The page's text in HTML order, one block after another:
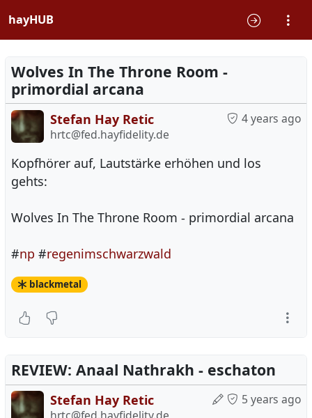
hayHUB
Wolves In The Throne Room -
primordial arcana
4 years ago
Stefan Hay Retic
hrtc@fed.hayfidelity.de
Kopfhörer auf, Lautstärke erhöhen und los
gehts:
Wolves In The Throne Room - primordial arcana
#np #regenimschwarzwald
blackmetal
REVIEW: Anaal Nathrakh - eschaton
5 years ago
Stefan Hay Retic